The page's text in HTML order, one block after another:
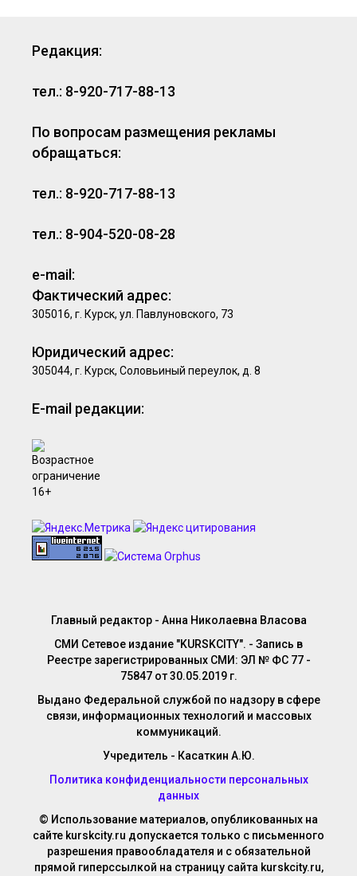
Редакция:
тел.: 8-920-717-88-13
По вопросам размещения рекламы
обращаться:
тел.: 8-920-717-88-13
тел.: 8-904-520-08-28
e-mail:
Фактический адрес:
305016, г. Курск, ул. Павлуновского, 73
Юридический адрес:
305044, г. Курск, Соловьиный переулок, д. 8
E-mail редакции:
Главный редактор - Анна Николаевна Власова
СМИ Сетевое издание "KURSKCITY". - Запись в
Реестре зарегистрированных СМИ: ЭЛ № ФС 77 -
75847 от 30.05.2019 г.
Выдано Федеральной службой по надзору в сфере
связи, информационных технологий и массовых
коммуникаций.
Учредитель - Касаткин А.Ю.
Политика конфиденциальности персональных
данных
© Использование материалов, опубликованных на
сайте kurskcity.ru допускается только с письменного
разрешения правообладателя и с обязательной
прямой гиперссылкой на страницу сайта kurskcity.ru,